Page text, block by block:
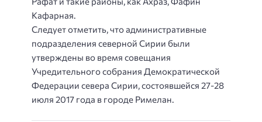
Кафарная.
Следует отметить, что административные
подразделения северной Сирии были
утверждены во время совещания
Учредительного собрания Демократической
Федерации севера Сирии, состоявшейся 27-28
июля 2017 года в городе Римелан.